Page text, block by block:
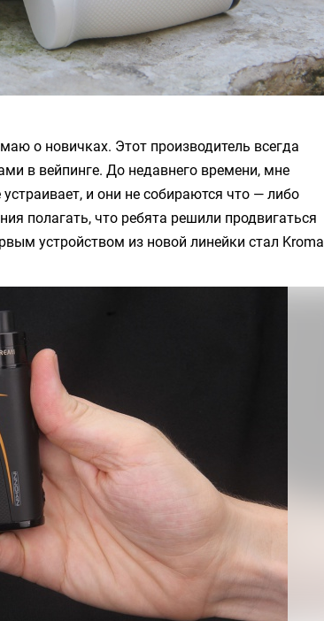
о новичках. Этот производитель всегда
в вейпинге. До недавнего времени, мне
и они не собираются что — либо
полагать, что ребята решили продвигаться
устройством из новой линейки стал Kroma